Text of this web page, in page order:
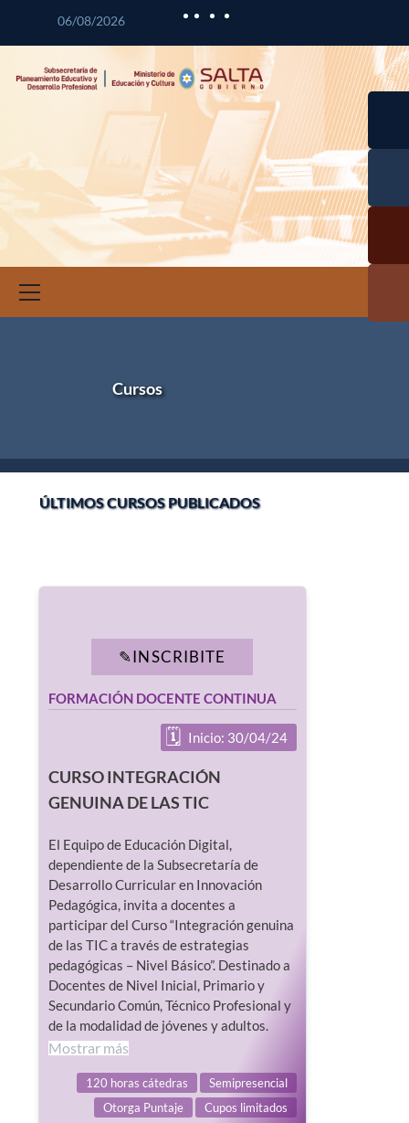
06/08/2026
Cursos
ÚLTIMOS CURSOS PUBLICADOS
INSCRIBITE
FORMACIÓN DOCENTE CONTINUA
Inicio: 30/04/24
CURSO INTEGRACIÓN
GENUINA DE LAS TIC
El Equipo de Educación Digital,
dependiente de la Subsecretaría de
Desarrollo Curricular en Innovación
Pedagógica, invita a docentes a
participar del Curso “Integración genuina
de las TIC a través de estrategias
pedagógicas – Nivel Básico”. Destinado a
Docentes de Nivel Inicial, Primario y
Secundario Común, Técnico Profesional y
de la modalidad de jóvenes y adultos.
Mostrar más
120 horas cátedras
Semipresencial
Otorga Puntaje
Cupos limitados
a